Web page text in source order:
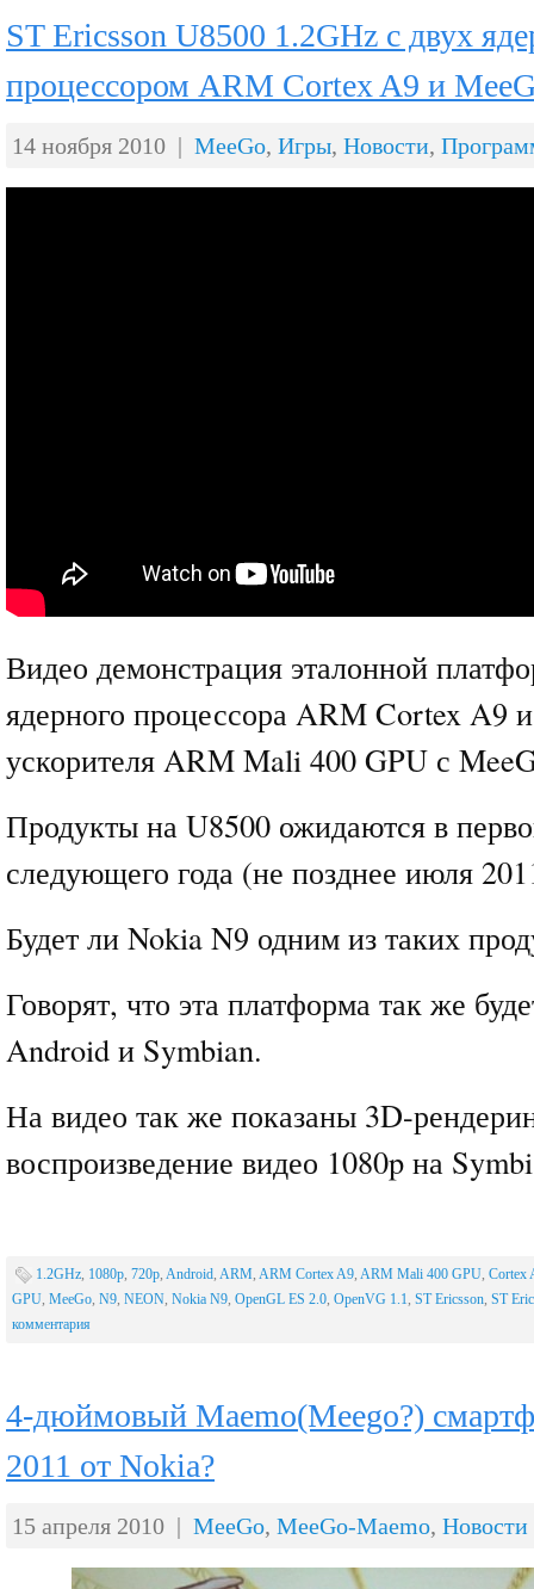
ST Ericsson U8500 1.2GHz с двух
процессором ARM Cortex A9 и
14 ноября 2010 | MeeGo, Игры, Новости,
Видео демонстрация эталонной
ядерного процессора ARM Cortex A9
ускорителя ARM Mali 400 GPU с
Продукты на U8500 ожидаются в
следующего года (не позднее июля
Будет ли Nokia N9 одним из таких
Говорят, что эта платформа так же
Android и Symbian.
На видео так же показаны 3D-
воспроизведение видео 1080p на
1.2GHz, 1080p, 720p, Android, ARM, ARM Cortex A9, ARM Mali 400 GPU, Cortex
GPU, MeeGo, N9, NEON, Nokia N9, OpenGL ES 2.0, OpenVG 1.1, ST Ericsson, ST
комментария
4-дюймовый Maemo(Meego?)
2011 от Nokia?
15 апреля 2010 | MeeGo, MeeGo-Maemo, Новости